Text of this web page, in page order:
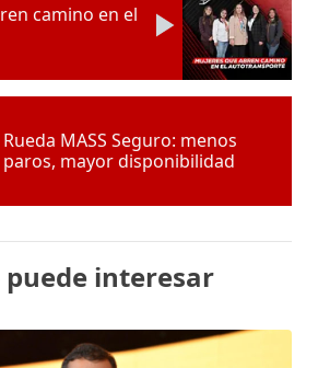
camino en el
Rueda MASS Seguro: menos
paros, mayor disponibilidad
interesar